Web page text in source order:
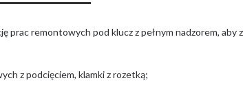
prac remontowych pod klucz z pełnym nadzorem, aby
z podcięciem, klamki z rozetką;